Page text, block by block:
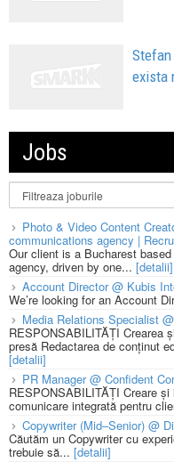
Stefan
exista
Jobs
Photo & Video Content
communications agency |
Our client is a Bucharest
agency, driven by one... [detalii]
Account Director @ Kubis
We’re looking for an Account
Media Relations Specialist
RESPONSABILITĂȚI Crearea
presă Redactarea de conținut
[detalii]
PR Manager @ Confident
RESPONSABILITĂȚI Creare
comunicare integrată pentru
Copywriter (Mid–Senior) @
Căutăm un Copywriter cu
trebuie să... [detalii]